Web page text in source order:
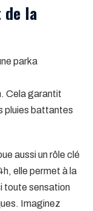
de la
parka
Cela garantit
pluies battantes
aussi un rôle clé
elle permet à la
toute sensation
Imaginez